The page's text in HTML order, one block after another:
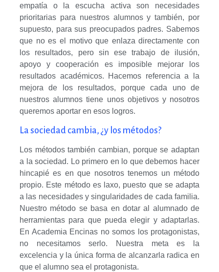
empatía o la escucha activa son necesidades
prioritarias para nuestros alumnos y también, por
supuesto, para sus preocupados padres. Sabemos
que no es el motivo que enlaza directamente con
los resultados, pero sin ese trabajo de ilusión,
apoyo y cooperación es imposible mejorar los
resultados académicos. Hacemos referencia a la
mejora de los resultados, porque cada uno de
nuestros alumnos tiene unos objetivos y nosotros
queremos aportar en esos logros.
La sociedad cambia, ¿y los métodos?
Los métodos también cambian, porque se adaptan
a la sociedad. Lo primero en lo que debemos hacer
hincapié es en que nosotros tenemos un método
propio. Este método es laxo, puesto que se adapta
a las necesidades y singularidades de cada familia.
Nuestro método se basa en dotar al alumnado de
herramientas para que pueda elegir y adaptarlas.
En Academia Encinas no somos los protagonistas,
no necesitamos serlo. Nuestra meta es la
excelencia y la única forma de alcanzarla radica en
que el alumno sea el protagonista.